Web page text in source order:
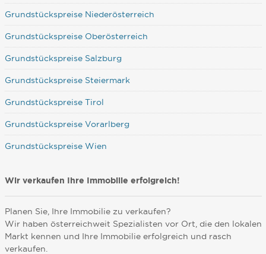
Grundstückspreise Niederösterreich
Grundstückspreise Oberösterreich
Grundstückspreise Salzburg
Grundstückspreise Steiermark
Grundstückspreise Tirol
Grundstückspreise Vorarlberg
Grundstückspreise Wien
Wir verkaufen Ihre Immobilie erfolgreich!
Planen Sie, Ihre Immobilie zu verkaufen?
Wir haben österreichweit Spezialisten vor Ort, die den lokalen
Markt kennen und Ihre Immobilie erfolgreich und rasch
verkaufen.